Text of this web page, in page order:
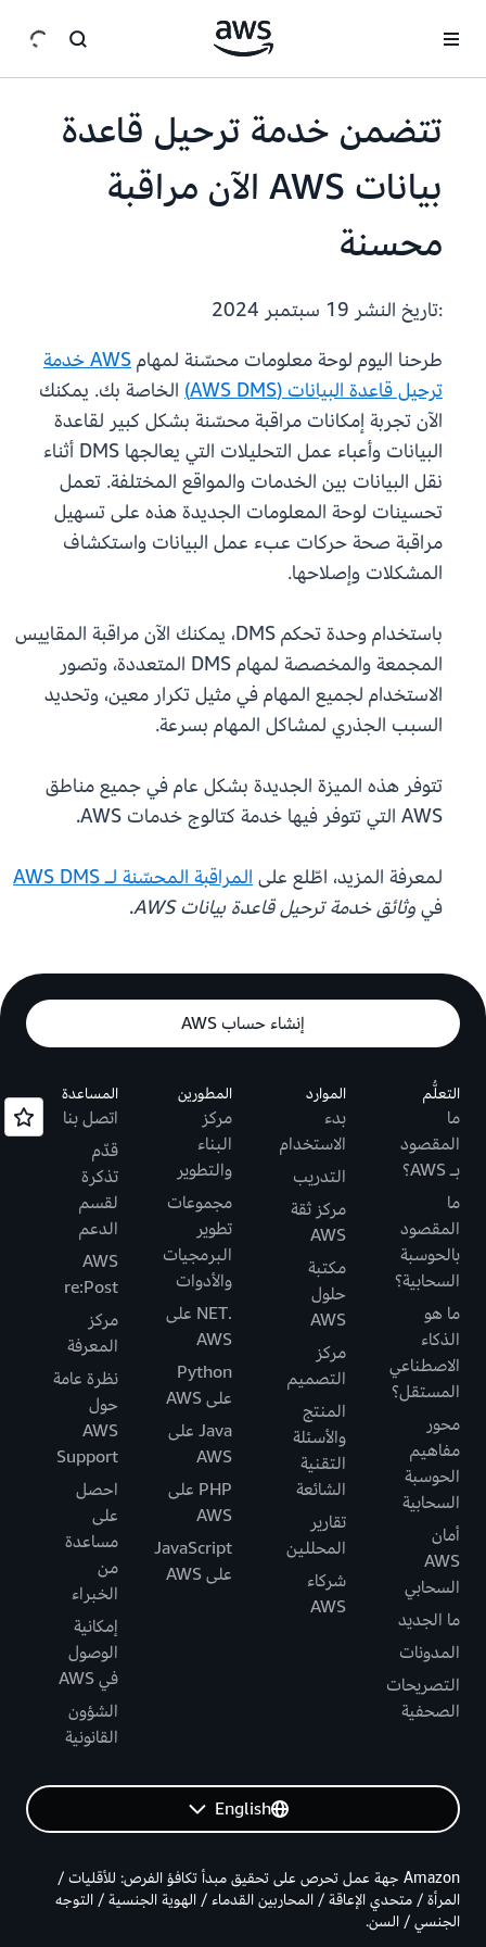
تتضمن خدمة ترحيل قاعدة
بيانات AWS الآن مراقبة
محسنة
:تاريخ النشر
طرحنا اليوم لوحة معلومات محسّنة لمهام
AWS خدمة
ترحيل قاعدة البيانات (AWS DMS)
الخاصة بك. يمكنك
الآن تجربة إمكانات مراقبة محسّنة بشكل كبير لقاعدة
البيانات وأعباء عمل التحليلات التي يعالجها DMS أثناء
نقل البيانات بين الخدمات والمواقع المختلفة. تعمل
تحسينات لوحة المعلومات الجديدة هذه على تسهيل
مراقبة صحة حركات عبء عمل البيانات واستكشاف
المشكلات وإصلاحها.
باستخدام وحدة تحكم DMS، يمكنك الآن مراقبة المقاييس
المجمعة والمخصصة لمهام DMS المتعددة، وتصور
الاستخدام لجميع المهام في مثيل تكرار معين، وتحديد
السبب الجذري لمشاكل المهام بسرعة.
تتوفر هذه الميزة الجديدة بشكل عام في جميع مناطق
AWS التي تتوفر فيها خدمة كتالوج خدمات AWS.
لمعرفة المزيد، اطّلع علىالمراقبة المحسّنة لـ AWS DMS
فيوثائق خدمة ترحيل قاعدة بيانات AWS .
إنشاء حساب AWS
التعلُّم
ما
المقصود
بـ AWS؟
ما
المقصود
بالحوسبة
السحابية؟
ما هو
الذكاء
الاصطناعي
المستقل؟
محور
مفاهيم
الحوسبة
السحابية
أمان
AWS
السحابي
ما الجديد
المدونات
التصريحات
الصحفية
الموارد
بدء
الاستخدام
التدريب
مركز ثقة
AWS
مكتبة
حلول
AWS
مركز
التصميم
المنتج
والأسئلة
التقنية
الشائعة
تقارير
المحللين
شركاء
AWS
المطورين
مركز
البناء
والتطوير
مجموعات
تطوير
البرمجيات
والأدوات
.NET على
AWS
Python
على AWS
Java على
AWS
PHP على
AWS
JavaScript
على AWS
المساعدة
اتصل بنا
قدّم
تذكرة
لقسم
الدعم
AWS
re:Post
مركز
المعرفة
نظرة عامة
حول
AWS
Support
احصل
على
مساعدة
من
الخبراء
إمكانية
الوصول
في AWS
الشؤون
القانونية
English
Amazon جهة عمل تحرص على تحقيق مبدأ تكافؤ الفرص: للأقليات /
المرأة / متحدي الإعاقة / المحاربين القدماء / الهوية الجنسية / التوجه
الجنسي / السن.